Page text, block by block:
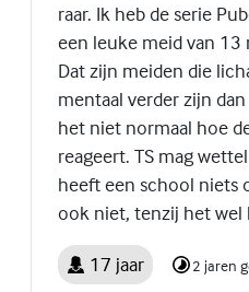
raar. Ik heb de serie
een leuke meid van
Dat zijn meiden die
mentaal verder zijn
het niet normaal hoe
reageert. TS mag
heeft een school niets
ook niet, tenzij het wel
17 jaar 2 jaren